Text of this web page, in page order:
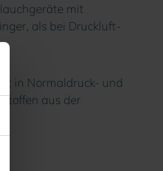
mit
als bei Druckluft-
in Normaldruck- und
aus der